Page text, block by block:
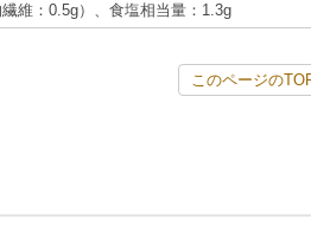
維：0.5g）、食塩相当量：1.3g
このページの